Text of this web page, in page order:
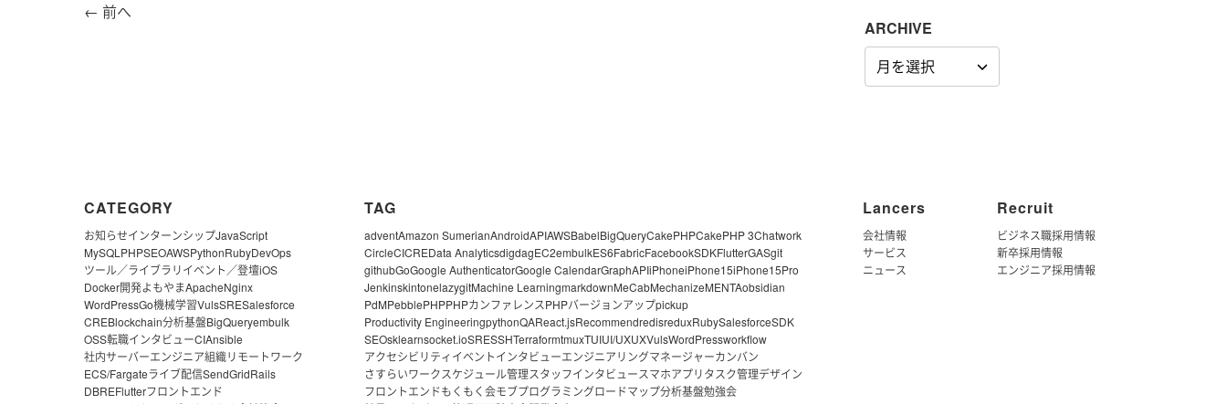
← 前へ
ARCHIVE
ARCHIVE
CATEGORY
お知らせインターンシップJavaScript
MySQL PHPSEOAWSPythonRubyDevOps
ツール／ライブラリイベント／登壇iOS
Docker開発よもやまApacheNginx
WordPressGo機械学習VulsSRESalesforce
CREBlockchain分析基盤BigQueryembulk
OSS転職インタビューCIAnsible
社内サーバーエンジニア組織リモートワーク
ECS/Fargateライブ配信SendGridRails
DBREFlutterフロントエンド
TAG
adventAmazon SumerianAndroidAPIAWSBabelBigQueryCakePHPCakePHP 3Chatwork
CircleCICREData AnalyticsdigdagEC2embulkES6FabricFacebookSDKFlutterGASgit
githubGoGoogle AuthenticatorGoogle CalendarGraphAPIiPhoneiPhone15iPhone15Pro
JenkinskintonelazygitMachine LearningmarkdownMeCabMechanizeMENTAobsidian
PdMPebblePHPPHPカンファレンスPHPバージョンアップpickup
Productivity EngineeringpythonQAReact.jsRecommendredisreduxRubySalesforceSDK
SEOsklearnsocket.ioSRESSHTerraformtmuxTUIUI/UXUXVulsWordPressworkflow
アクセシビリティ イベントインタビューエンジニアリングマネージャーカンバン
さすらいワークスケジュール管理スタッフインタビュースマホアプリタスク管理デザイン
フロントエンドもくもく会モブプログラミングロードマップ分析基盤勉強会
Lancers
会社情報
サービス
ニュース
Recruit
ビジネス職採用情報
新卒採用情報
エンジニア採用情報